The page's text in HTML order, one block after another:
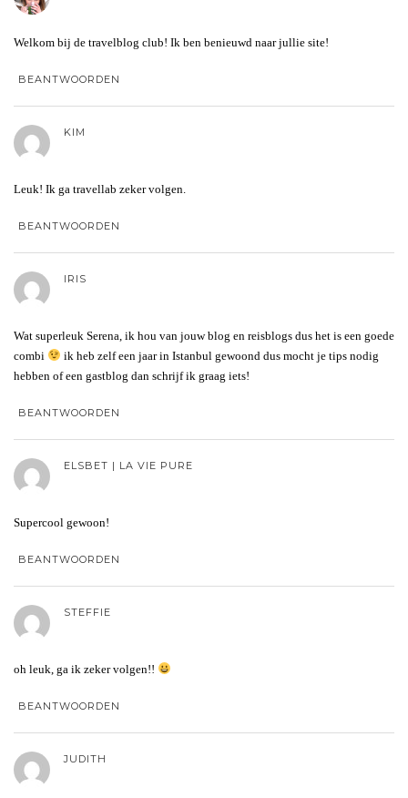
Welkom bij de travelblog club! Ik ben benieuwd naar jullie site!
BEANTWOORDEN
KIM
Leuk! Ik ga travellab zeker volgen.
BEANTWOORDEN
IRIS
Wat superleuk Serena, ik hou van jouw blog en reisblogs dus het is een goede
combi
ik heb zelf een jaar in Istanbul gewoond dus mocht je tips nodig
hebben of een gastblog dan schrijf ik graag iets!
BEANTWOORDEN
ELSBET | LA VIE PURE
Supercool gewoon!
BEANTWOORDEN
STEFFIE
oh leuk, ga ik zeker volgen!!
BEANTWOORDEN
JUDITH